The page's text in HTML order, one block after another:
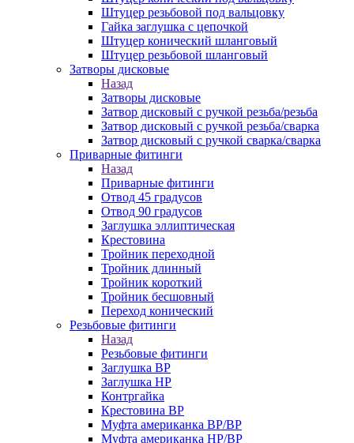
Штуцер резьбовой под вальцовку
Гайка заглушка с цепочкой
Штуцер конический шланговый
Штуцер резьбовой шланговый
Затворы дисковые
Назад
Затворы дисковые
Затвор дисковый с ручкой резьба/резьба
Затвор дисковый с ручкой резьба/сварка
Затвор дисковый с ручкой сварка/сварка
Приварные фитинги
Назад
Приварные фитинги
Отвод 45 градусов
Отвод 90 градусов
Заглушка эллиптическая
Крестовина
Тройник переходной
Тройник длинный
Тройник короткий
Тройник бесшовный
Переход конический
Резьбовые фитинги
Назад
Резьбовые фитинги
Заглушка ВР
Заглушка НР
Контргайка
Крестовина ВР
Муфта американка ВР/ВР
Муфта американка НР/ВР